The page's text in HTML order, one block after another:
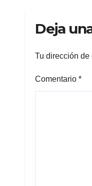
Deja
Tu dirección de
Comentario *